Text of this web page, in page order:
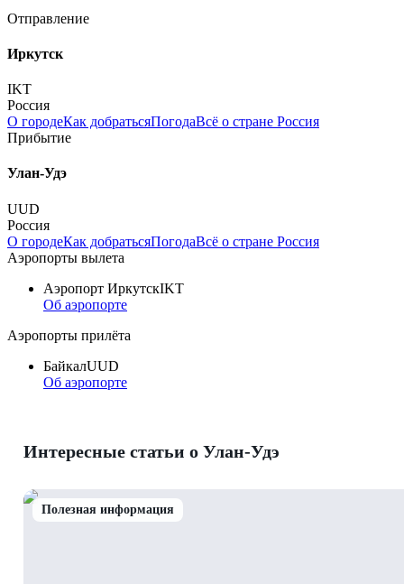
Отправление
Иркутск
IKT
Россия
О городеКак добратьсяПогодаВсё о стране Россия
Прибытие
Улан-Удэ
UUD
Россия
О городеКак добратьсяПогодаВсё о стране Россия
Аэропорты вылета
Аэропорт ИркутскIKT
Об аэропорте
Аэропорты прилёта
БайкалUUD
Об аэропорте
Интересные статьи о Улан-Удэ
Полезная информация